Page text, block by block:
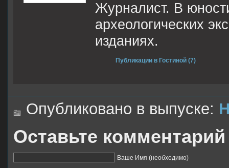
Журналист. В
археологических
изданиях.
Публикации в Гостиной (7)
Опубликовано в выпуске:
Оставьте комментарий
Ваше Имя (необходимо)